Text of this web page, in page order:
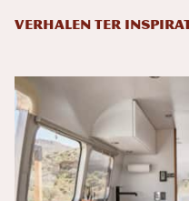
Verhalen ter